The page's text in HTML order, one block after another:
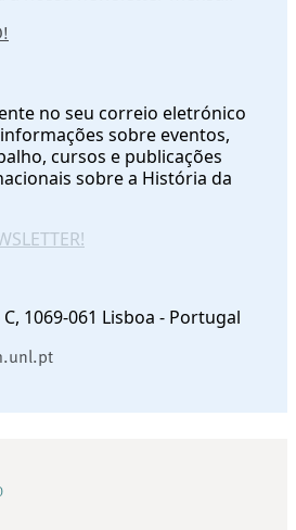
no seu correio eletrónico
sobre eventos,
cursos e publicações
sobre a História da
1069-061 Lisboa - Portugal